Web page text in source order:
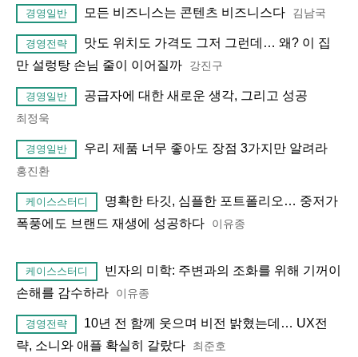
경영일반 모든 비즈니스는 콘텐츠 비즈니스다 김남국
경영전략
맛도 위치도 가격도 그저 그런데… 왜? 이 집
만 설렁탕 손님 줄이 이어질까
강진구
경영일반 공급자에 대한 새로운 생각, 그리고 성공
최정욱
경영일반 우리 제품 너무 좋아도 장점 3가지만 알려라
홍진환
케이스스터디
명확한 타깃, 심플한 포트폴리오… 중저가
폭풍에도 브랜드 재생에 성공하다
이유종
케이스스터디
빈자의 미학: 주변과의 조화를 위해 기꺼이
손해를 감수하라
이유종
경영전략
10년 전 함께 웃으며 비전 밝혔는데… UX전
략, 소니와 애플 확실히 갈랐다
최준호